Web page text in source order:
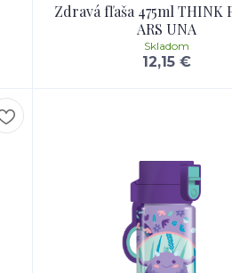
Zdravá fľaša 475ml THINK
ARS UNA
12,15 €
Skladom